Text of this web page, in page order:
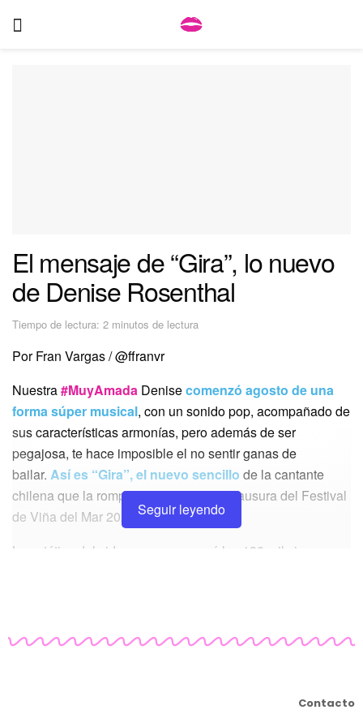
El mensaje de “Gira”, lo nuevo
de Denise Rosenthal
Tiempo de lectura: 2 minutos de lectura
Por Fran Vargas /@ffranvr
Nuestra#MuyAmada Denisecomenzó agosto de una
forma súper musical, con un sonido pop, acompañado de
sus características armonías, pero además de ser
pegajosa, te hace imposible el no sentir ganas de
bailar. Así es “Gira”, el nuevo sencillo de la cantante
chilena que la rompió en la noche de clausura del Festival
de Viña del Mar 2020.
La estética del video, que ya superó los 130 mil views,
activa sobre el empoderamiento femenino, siempre
Seguir leyendo
Contacto